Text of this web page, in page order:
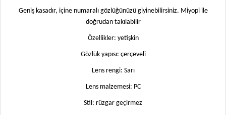
Geniş kasadır, içine numaralı gözlüğünüzü giyinebilirsiniz. Miyopi ile
doğrudan takılabilir
Özellikler: yetişkin
Gözlük yapısı: çerçeveli
Lens rengi: Sarı
Lens malzemesi: PC
Stil: rüzgar geçirmez